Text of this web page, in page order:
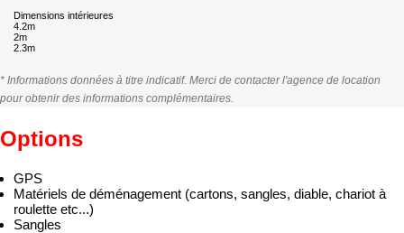
Dimensions intérieures
4.2m
2m
2.3m
* Informations données à titre indicatif. Merci de contacter l'agence de location
pour obtenir des informations complémentaires.
Options
GPS
Matériels de déménagement (cartons, sangles, diable, chariot à
roulette etc...)
Sangles